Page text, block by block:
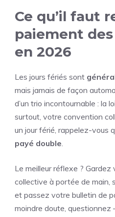
Ce qu’il faut
paiement
en 2026
Les jours fériés sont
mais jamais de façon
d’un trio incontournable : la
surtout, votre convention
un jour férié, rappelez-vous
payé double.
Le meilleur réflexe ?
collective à portée de main,
et passez votre bulletin de
moindre doute, questionnez